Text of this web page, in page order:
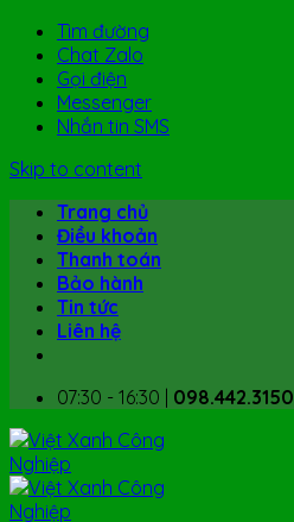
Tìm đường
Chat Zalo
Gọi điện
Messenger
Nhắn tin SMS
Skip to content
Trang chủ
Điều khoản
Thanh toán
Bảo hành
Tin tức
Liên hệ
07:30 - 16:30 | 098.442.3150